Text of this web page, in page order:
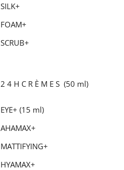
SILK+
FOAM+
SCRUB+
2 4 H C R È M E S (50 ml)
EYE+ (15 ml)
AHAMAX+
MATTIFYING+
HYAMAX+